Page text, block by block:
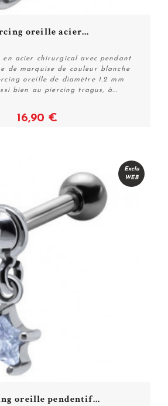
Plus de détails
oreille acier...
en acier chirurgical avec pendant
de marquise de couleur blanche
oreille de diamètre 1.2 mm
bien au piercing tragus, à...
16,90 €
Exclu
WEB
oreille pendentif...